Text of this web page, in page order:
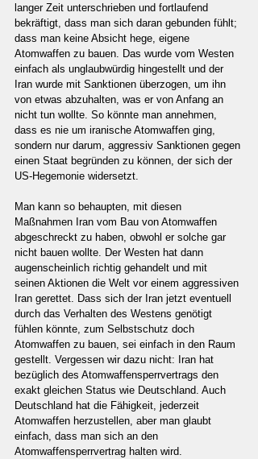
langer Zeit unterschrieben und fortlaufend
bekräftigt, dass man sich daran gebunden fühlt;
dass man keine Absicht hege, eigene
Atomwaffen zu bauen. Das wurde vom Westen
einfach als unglaubwürdig hingestellt und der
Iran wurde mit Sanktionen überzogen, um ihn
von etwas abzuhalten, was er von Anfang an
nicht tun wollte. So könnte man annehmen,
dass es nie um iranische Atomwaffen ging,
sondern nur darum, aggressiv Sanktionen gegen
einen Staat begründen zu können, der sich der
US-Hegemonie widersetzt.
Man kann so behaupten, mit diesen
Maßnahmen Iran vom Bau von Atomwaffen
abgeschreckt zu haben, obwohl er solche gar
nicht bauen wollte. Der Westen hat dann
augenscheinlich richtig gehandelt und mit
seinen Aktionen die Welt vor einem aggressiven
Iran gerettet. Dass sich der Iran jetzt eventuell
durch das Verhalten des Westens genötigt
fühlen könnte, zum Selbstschutz doch
Atomwaffen zu bauen, sei einfach in den Raum
gestellt. Vergessen wir dazu nicht: Iran hat
bezüglich des Atomwaffensperrvertrags den
exakt gleichen Status wie Deutschland. Auch
Deutschland hat die Fähigkeit, jederzeit
Atomwaffen herzustellen, aber man glaubt
einfach, dass man sich an den
Atomwaffensperrvertrag halten wird.